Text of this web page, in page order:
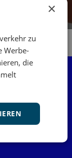
×
zu
Werbe-
die